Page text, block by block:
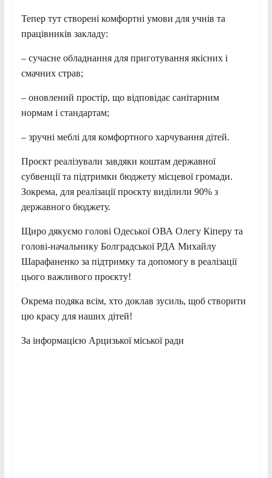
Тепер тут створені комфортні умови для учнів та
працівників закладу:
– сучасне обладнання для приготування якісних і
смачних страв;
– оновлений простір, що відповідає санітарним
нормам і стандартам;
– зручні меблі для комфортного харчування дітей.
Проєкт реалізували завдяки коштам державної
субвенції та підтримки бюджету місцевої громади.
Зокрема, для реалізації проєкту виділили 90% з
державного бюджету.
Щиро дякуємо голові Одеської ОВА Олегу Кіперу та
голові-начальнику Болградської РДА Михайлу
Шарафаненко за підтримку та допомогу в реалізації
цього важливого проєкту!
Окрема подяка всім, хто доклав зусиль, щоб створити
цю красу для наших дітей!
За інформацією Арцизької міської ради